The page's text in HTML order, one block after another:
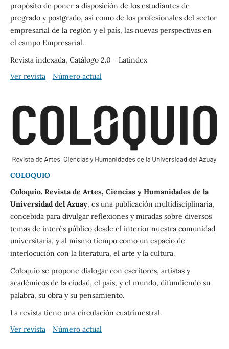
propósito de poner a disposición de los estudiantes de
pregrado y postgrado, así como de los profesionales del sector
empresarial de la región y el país, las nuevas perspectivas en
el campo Empresarial.
Revista indexada, Catálogo 2.0 - Latindex
Ver revista
Número actual
COLOQUIO
Coloquio. Revista de Artes, Ciencias y Humanidades de la
Universidad del Azuay, es una publicación multidisciplinaria,
concebida para divulgar reflexiones y miradas sobre diversos
temas de interés público desde el interior nuestra comunidad
universitaria, y al mismo tiempo como un espacio de
interlocución con la literatura, el arte y la cultura.
Coloquio se propone dialogar con escritores, artistas y
académicos de la ciudad, el país, y el mundo, difundiendo su
palabra, su obra y su pensamiento.
La revista tiene una circulación cuatrimestral.
Ver revista
Número actual